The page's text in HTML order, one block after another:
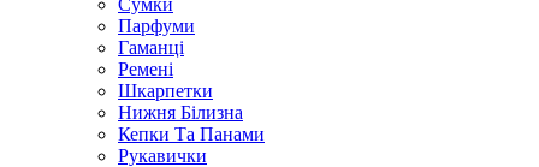
Сумки
Парфуми
Гаманці
Ремені
Шкарпетки
Нижня Білизна
Кепки Та Панами
Рукавички